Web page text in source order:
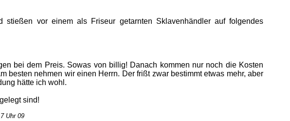
stießen vor einem als Friseur getarnten Sklavenhändler auf folgendes
bei dem Preis. Sowas von billig! Danach kommen nur noch die Kosten
besten nehmen wir einen Herrn. Der frißt zwar bestimmt etwas mehr, aber
hätte ich wohl.
sind!
Uhr 09